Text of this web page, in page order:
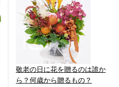
敬老の日に花を贈るのは誰か
ら？何歳から贈るもの？